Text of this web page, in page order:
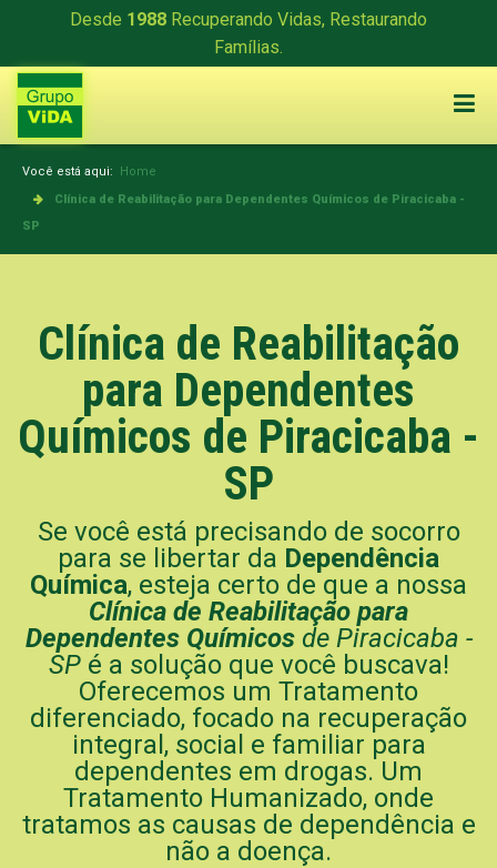
Desde 1988 Recuperando Vidas, Restaurando
Famílias.
Você está aqui: Home
Clínica de Reabilitação para Dependentes Químicos de Piracicaba -
SP
Clínica de Reabilitação
para Dependentes
Químicos de Piracicaba -
SP
Se você está precisando de socorro
para se libertar da Dependência
Química, esteja certo de que a nossa
Clínica de Reabilitação para
Dependentes Químicosde Piracicaba -
SPé a solução que você buscava!
Oferecemos um Tratamento
diferenciado, focado na recuperação
integral, social e familiar para
dependentes em drogas. Um
Tratamento Humanizado, onde
tratamos as causas de dependência e
não a doença.